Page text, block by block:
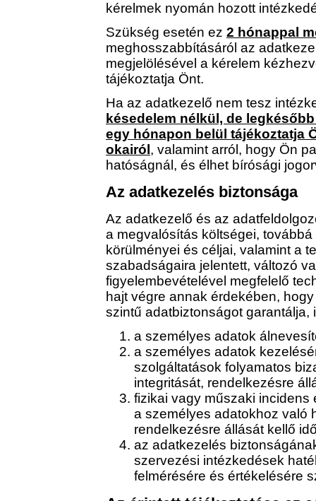
kérelmek nyomán hozott
Szükség esetén ez 2 hónappal
meghosszabbításáról az
megjelölésével a kérelem
tájékoztatja Önt.
Ha az adatkezelő nem tesz
késedelem nélkül, de
egy hónapon belül tájékoztatja
okairól , valamint arról, hogy Ön
hatóságnál, és élhet bírósági
Az adatkezelés biztonsága
Az adatkezelő és az
a megvalósítás költségei,
körülményei és céljai, valamint a
szabadságaira jelentett, változó
figyelembevételével megfelelő
hajt végre annak érdekében,
szintű adatbiztonságot
a személyes adatok
a személyes adatok
szolgáltatások folyamatos
integritását, rendelkezésre
fizikai vagy műszaki
a személyes adatokhoz való
rendelkezésre állását kellő
az adatkezelés
szervezési intézkedések
felmérésére és értékelésére